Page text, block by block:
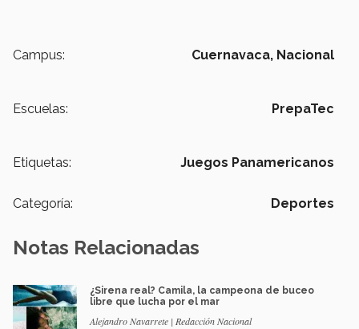
Campus: Cuernavaca, Nacional
Escuelas: PrepaTec
Etiquetas: Juegos Panamericanos
Categoría: Deportes
Notas Relacionadas
¿Sirena real? Camila, la campeona de buceo
libre que lucha por el mar
Alejandro Navarrete | Redacción Nacional